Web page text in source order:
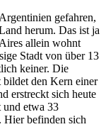
gefahren,
herum. Das ist ja
allein wohnt
Stadt von über 13
keiner. Die
den Kern einer
erstreckt sich heute
und etwa 33
Hier befinden sich